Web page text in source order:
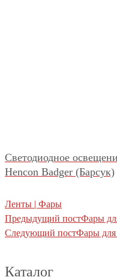
Светодиодное
Hencon Badger (Барсук)
Ленты | Фары
Предыдущий постФары
Следующий постФары
Каталог